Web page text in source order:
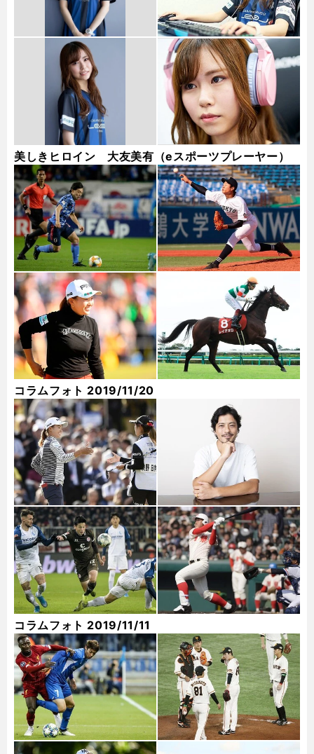
美しきヒロイン 大友美有（eスポーツプレーヤー）
コラムフォト 2019/11/20
コラムフォト 2019/11/11